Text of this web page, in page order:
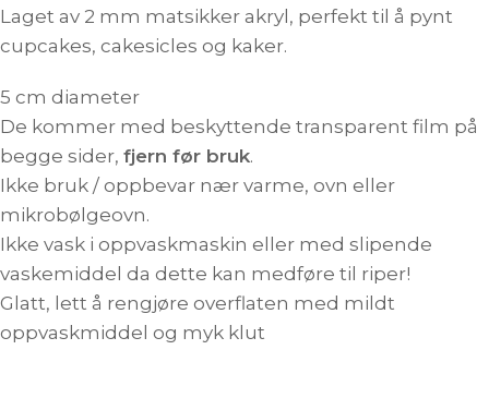
Laget av 2 mm matsikker akryl, perfekt til å pynt
cupcakes, cakesicles og kaker.
5 cm diameter
De kommer med beskyttende transparent film på
begge sider, fjern før bruk.
Ikke bruk / oppbevar nær varme, ovn eller
mikrobølgeovn.
Ikke vask i oppvaskmaskin eller med slipende
vaskemiddel da dette kan medføre til riper!
Glatt, lett å rengjøre overflaten med mildt
oppvaskmiddel og myk klut